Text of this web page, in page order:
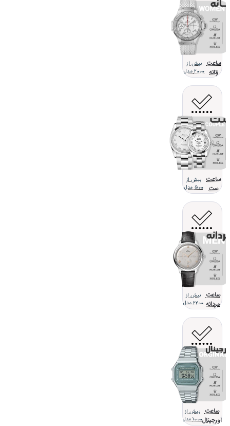
ساعت
زنانه
بیش از
2000 مدل
ساعت
ست
بیش از
500 مدل
ساعت
مردانه
بیش از
2200 مدل
ساعت
اورجینال
بیش از
1000 مدل